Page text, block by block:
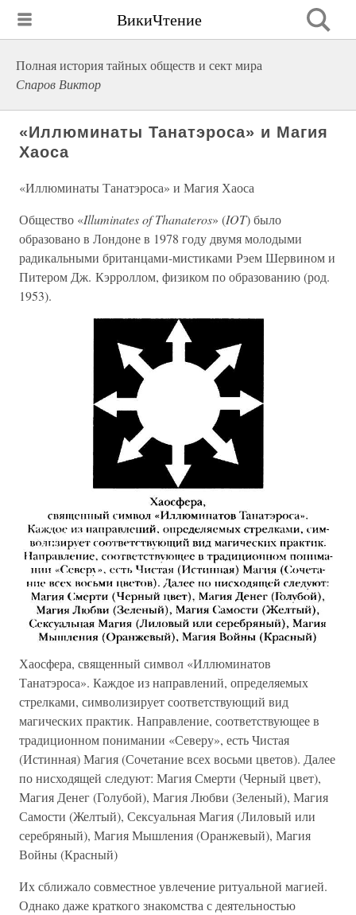
ВикиЧтение
Полная история тайных обществ и сект мира
Спаров Виктор
«Иллюминаты Танатэроса» и Магия
Хаоса
«Иллюминаты Танатэроса» и Магия Хаоса
Общество «Illuminates of Thanateros» (IOT) было
образовано в Лондоне в 1978 году двумя молодыми
радикальными британцами-мистиками Рэем Шервином и
Питером Дж. Кэрроллом, физиком по образованию (род.
1953).
Хаосфера, священный символ «Иллюминатов
Танатэроса». Каждое из направлений, определяемых
стрелками, символизирует соответствующий вид
магических практик. Направление, соответствующее в
традиционном понимании «Северу», есть Чистая
(Истинная) Магия (Сочетание всех восьми цветов). Далее
по нисходящей следуют: Магия Смерти (Черный цвет),
Магия Денег (Голубой), Магия Любви (Зеленый), Магия
Самости (Желтый), Сексуальная Магия (Лиловый или
серебряный), Магия Мышления (Оранжевый), Магия
Войны (Красный)
Их сближало совместное увлечение ритуальной магией.
Однако даже краткого знакомства с деятельностью